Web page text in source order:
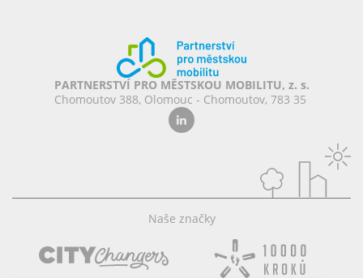
PARTNERSTVÍ PRO MĚSTSKOU MOBILITU, z. s.
Chomoutov 388, Olomouc - Chomoutov, 783 35
Naše značky